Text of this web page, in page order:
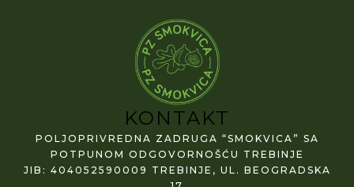
KONTAKT
POLJOPRIVREDNA ZADRUGA “SMOKVICA” SA
POTPUNOM ODGOVORNOŠĆU TREBINJE
JIB: 404052590009 TREBINJE, UL. BEOGRADSKA